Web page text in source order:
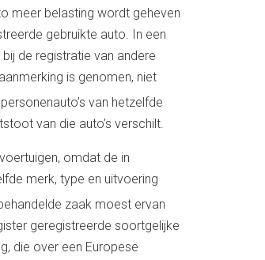
meer belasting wordt geheven
gebruikte auto. In een
de registratie van andere
is genomen, niet
van hetzelfde
van die auto’s verschilt.
omdat de in
merk, type en uitvoering
zaak moest ervan
geregistreerde soortgelijke
die over een Europese